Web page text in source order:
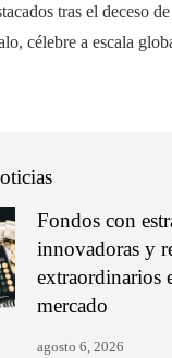
tras el deceso
célebre a escala
Fondos con
innovadoras y
extraordinarios
mercado
agosto 6, 2026